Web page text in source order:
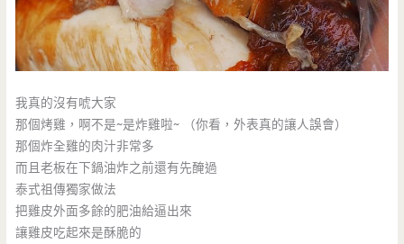
我真的沒有唬大家
那個烤雞，啊不是~是炸雞啦~ （你看，外表真的讓人誤會）
那個炸全雞的肉汁非常多
而且老板在下鍋油炸之前還有先醃過
泰式祖傳獨家做法
把雞皮外面多餘的肥油給逼出來
讓雞皮吃起來是酥脆的